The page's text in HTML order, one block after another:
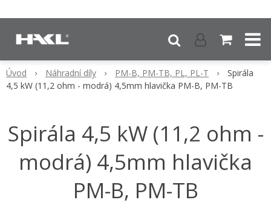
Úvod Náhradní díly PM-B, PM-TB, PL, PL-T
Spirála
4,5 kW (11,2 ohm - modrá) 4,5mm hlavička PM-B, PM-TB
Spirála 4,5 kW (11,2 ohm -
modrá) 4,5mm hlavička
PM-B, PM-TB